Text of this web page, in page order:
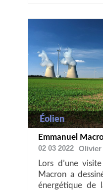
Éolien
Emmanuel
02 03 2022
Olivier
Lors d’une
Macron a
énergétique de